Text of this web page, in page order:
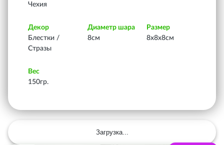
Чехия
Декор
Блестки /
Стразы
Диаметр шара
8см
Размер
8х8х8см
Вес
150гр.
Загрузка...